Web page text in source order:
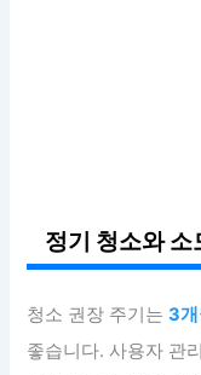
정기 청소와 소
청소 권장 주기는3개
좋습니다. 사용자 관